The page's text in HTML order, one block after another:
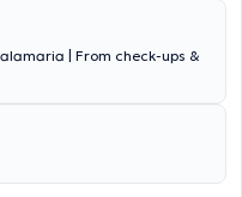
| From check-ups &